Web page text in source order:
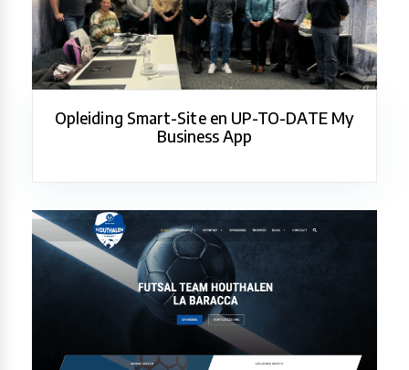
Opleiding Smart-Site en UP-TO-DATE My
Business App